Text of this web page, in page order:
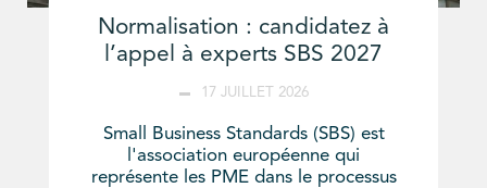
Normalisation : candidatez à
l’appel à experts SBS 2027
17 JUILLET 2026
Small Business Standards (SBS) est
l'association européenne qui
représente les PME dans le processus